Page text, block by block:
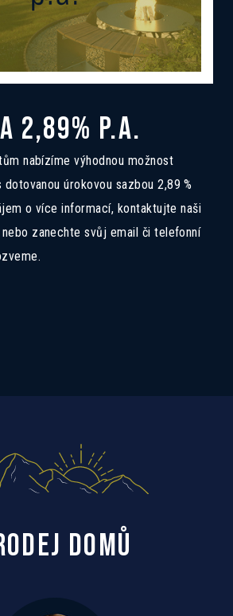
2,89% P.A.
nabízíme výhodnou možnost
úrokovou sazbou 2,89 %
o více informací, kontaktujte naši
zanechte svůj email či telefonní
DOMŮ